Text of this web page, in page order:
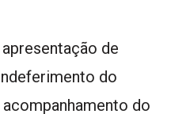
de
do
do